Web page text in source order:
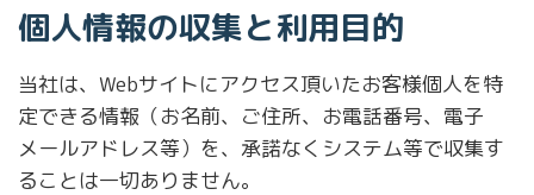
個人情報の収集と利用目的
当社は、Webサイトにアクセス頂いたお客様個人を特
定できる情報（お名前、ご住所、お電話番号、電子
メールアドレス等）を、承諾なくシステム等で収集す
ることは一切ありません。